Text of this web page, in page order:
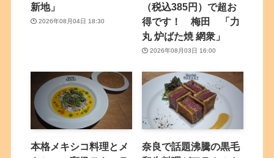
新地」
2026年08月04日 18:30
（税込385円）で超お
得です！ 梅田 「力
丸 炉ばた焼 網衆」
2026年08月03日 16:00
本格メキシコ料理とメ
奈良で話題沸騰の黒毛